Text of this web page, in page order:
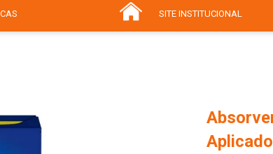
SITE INSTITUCIONAL